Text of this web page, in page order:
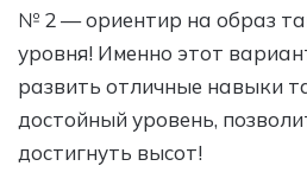
№ 2 — ориентир на образ
уровня! Именно этот
развить отличные навыки
достойный уровень,
достигнуть высот!